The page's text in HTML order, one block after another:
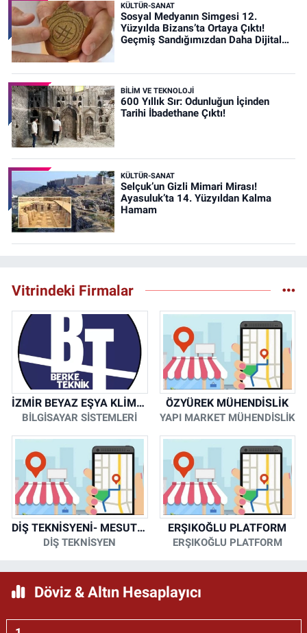
KÜLTÜR-SANAT
Sosyal Medyanın Simgesi 12.
Yüzyılda Bizans’ta Ortaya Çıktı!
Geçmiş Sandığımızdan Daha Dijital
BİLİM VE TEKNOLOJİ
600 Yıllık Sır: Odunluğun İçinden
Tarihi İbadethane Çıktı!
KÜLTÜR-SANAT
Selçuk’un Gizli Mimari Mirası!
Ayasuluk’ta 14. Yüzyıldan Kalma
Hamam
Vitrindeki Firmalar
İZMİR BEYAZ EŞYA KLİMA KOMBİ SERVİSİ
BİLGİSAYAR SİSTEMLERİ
ÖZYÜREK MÜHENDİSLİK
YAPI MARKET MÜHENDİSLİK
DİŞ TEKNİSYENİ- MESUT KORKMAZ
DİŞ TEKNİSYEN
ERŞIKOĞLU PLATFORM
ERŞIKOĞLU PLATFORM
Döviz & Altın Hesaplayıcı